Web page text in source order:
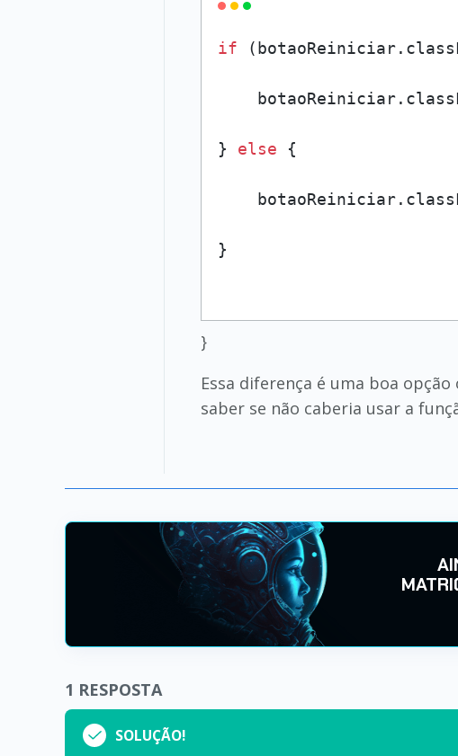
if
} else {
}
Essa diferença é uma boa
saber se não caberia usar a
1 RESPOSTA
SOLUÇÃO!